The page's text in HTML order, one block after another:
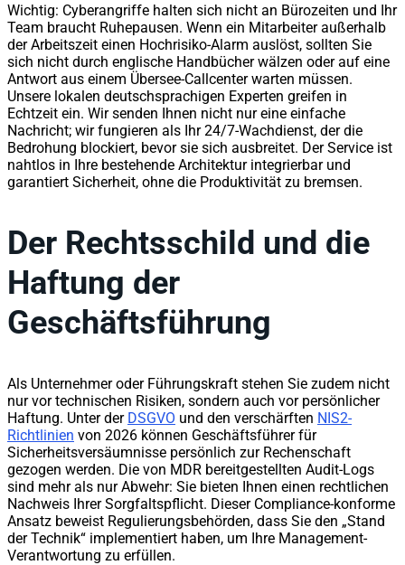
Wichtig: Cyberangriffe halten sich nicht an Bürozeiten und Ihr
Team braucht Ruhepausen. Wenn ein Mitarbeiter außerhalb
der Arbeitszeit einen Hochrisiko-Alarm auslöst, sollten Sie
sich nicht durch englische Handbücher wälzen oder auf eine
Antwort aus einem Übersee-Callcenter warten müssen.
Unsere lokalen deutschsprachigen Experten greifen in
Echtzeit ein. Wir senden Ihnen nicht nur eine einfache
Nachricht; wir fungieren als Ihr 24/7-Wachdienst, der die
Bedrohung blockiert, bevor sie sich ausbreitet. Der Service ist
nahtlos in Ihre bestehende Architektur integrierbar und
garantiert Sicherheit, ohne die Produktivität zu bremsen.
Der Rechtsschild und die
Haftung der
Geschäftsführung
Als Unternehmer oder Führungskraft stehen Sie zudem nicht
nur vor technischen Risiken, sondern auch vor persönlicher
Haftung. Unter der DSGVO und den verschärften NIS2-
Richtlinien von 2026 können Geschäftsführer für
Sicherheitsversäumnisse persönlich zur Rechenschaft
gezogen werden. Die von MDR bereitgestellten Audit-Logs
sind mehr als nur Abwehr: Sie bieten Ihnen einen rechtlichen
Nachweis Ihrer Sorgfaltspflicht. Dieser Compliance-konforme
Ansatz beweist Regulierungsbehörden, dass Sie den „Stand
der Technik“ implementiert haben, um Ihre Management-
Verantwortung zu erfüllen.